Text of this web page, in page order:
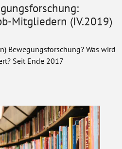
Mitgliedern (IV.2019)
Bewegungsforschung? Was wird
Seit Ende 2017